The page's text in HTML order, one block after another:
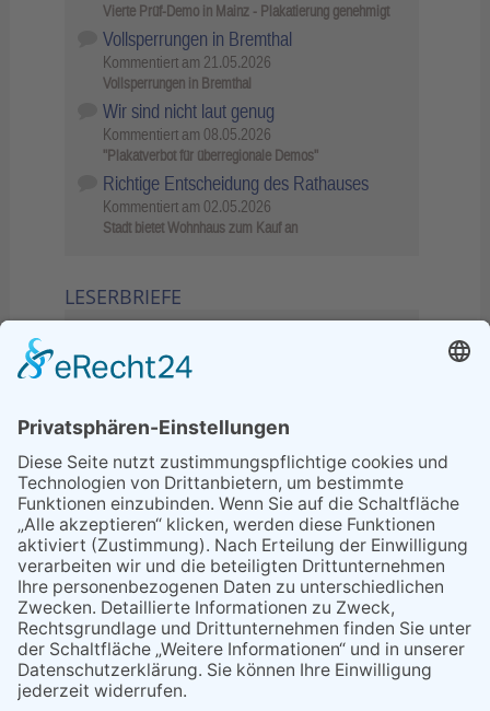
Vierte Prüf-Demo in Mainz - Plakatierung genehmigt
Vollsperrungen in Bremthal
Kommentiert am 21.05.2026
Vollsperrungen in Bremthal
Wir sind nicht laut genug
Kommentiert am 08.05.2026
"Plakatverbot für überregionale Demos"
Richtige Entscheidung des Rathauses
Kommentiert am 02.05.2026
Stadt bietet Wohnhaus zum Kauf an
LESERBRIEFE
Sperrung B455: Kleiner
Grenzverkehr statt weite Wege
21.04.2026
Wenn Bahn-Computer nicht
miteinander kommunizieren
11.03.2026
"Plakatverbot für überregionale
Demos"
04.02.2026
Gelbe Tonne – Ein kleiner Blick
über den Tellerand
04.02.2026
Plastikersparnis durch Nutzung
von Gelber Tonne statt Säcken